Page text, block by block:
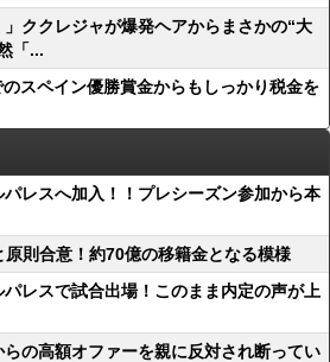
」ククレジャが爆発ヘアからまさかの“大
「...
のスペイン優勝賞金からもしっかり税金を
パレスへ加入！！プレシーズン参加から本
原則合意！約70億の移籍金となる模様
パレスで試合出場！このまま内定の声が上
らの高額オファーを親に反対され断ってい